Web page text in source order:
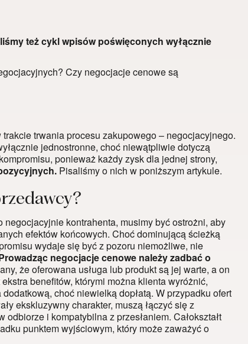
też cykl wpisów poświęconych wyłącznie
Czy negocjacje cenowe są
trakcie trwania procesu zakupowego – negocjacyjnego.
jednostronne, choć niewątpliwie dotyczą
ponieważ każdy zysk dla jednej strony,
Pisaliśmy o nich w poniższym artykule.
kontrahenta, musimy być ostrożni, aby
efektów końcowych. Choć dominującą ścieżką
wydaje się być z pozoru niemożliwe, nie
negocjacje cenowe należy zadbać o
że oferowana usługa lub produkt są jej warte, a on
benefitów, którymi można klienta wyróżnić,
choć niewielką dopłatą. W przypadku ofert
ekskluzywny charakter, muszą łączyć się z
i kompatybilna z przesłaniem. Całokształt
punktem wyjściowym, który może zaważyć o